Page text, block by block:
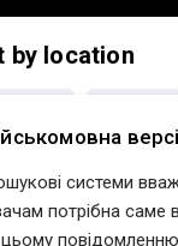
by location
системи
потрібна саме